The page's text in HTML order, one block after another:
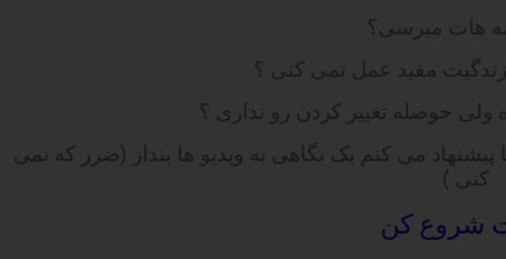
هات میرسی؟
مفید عمل نمی کنی ؟
حوصله تغییر کردن رو نداری ؟
می کنم یک نگاهی به ویدیو ها بنداز (ضرر که نمی
کنی )
شروع کن